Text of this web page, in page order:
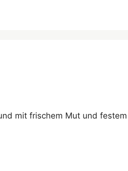
mit frischem Mut und